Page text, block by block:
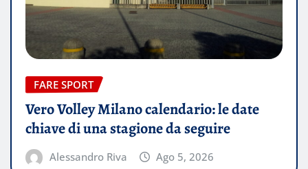
FARE SPORT
Vero Volley Milano calendario: le date
chiave di una stagione da seguire
Alessandro Riva Ago 5, 2026